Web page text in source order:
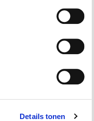
Details tonen
inhoud en